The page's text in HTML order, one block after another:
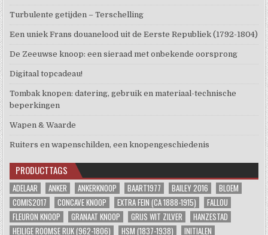
Turbulente getijden – Terschelling
Een uniek Frans douanelood uit de Eerste Republiek (1792-1804)
De Zeeuwse knoop: een sieraad met onbekende oorsprong
Digitaal topcadeau!
Tombak knopen: datering, gebruik en materiaal-technische
beperkingen
Wapen & Waarde
Ruiters en wapenschilden, een knopengeschiedenis
PRODUCTTAGS
ADELAAR ANKER ANKERKNOOP BAART1977 BAILEY 2016
BLOEM
COMIS2017
CONCAVE KNOOP EXTRA FEIN (CA 1888-1915)
FALLOU
FLEURON KNOOP
GRANAAT KNOOP GRIJS WIT ZILVER
HANZESTAD
HEILIGE ROOMSE RIJK (962-1806)
HSM (1837-1938)
INITIALEN